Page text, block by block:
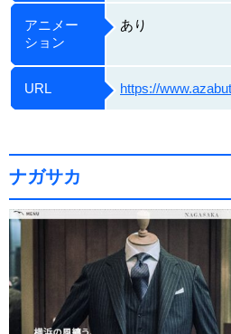
アニメー
ション
あり
URL https://
ナガサカ